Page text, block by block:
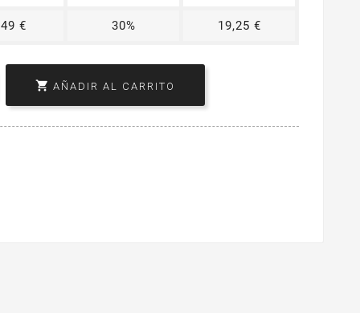
€ 30% 19,25 €
 AÑADIR AL CARRITO